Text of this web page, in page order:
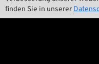
finden Sie in unserer
 Kontakt